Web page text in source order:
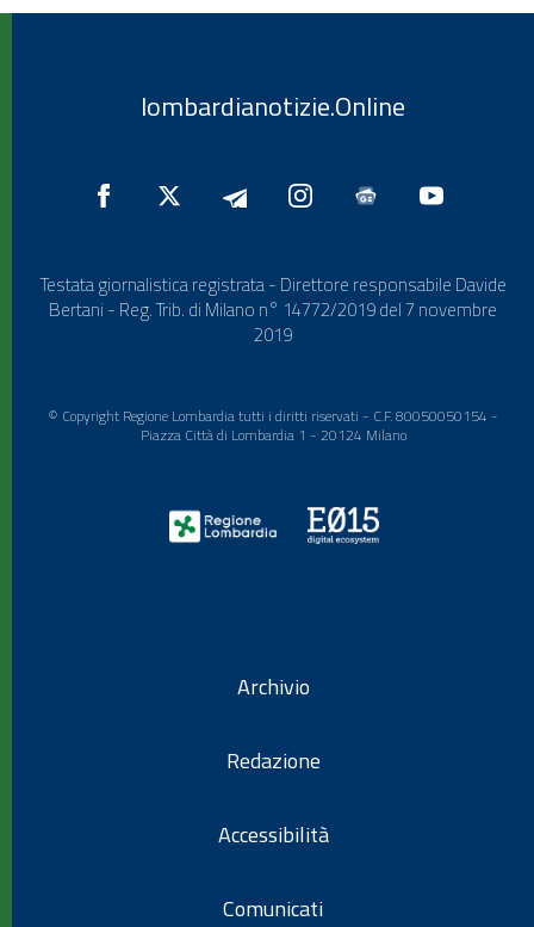
lombardianotizie.Online
Testata giornalistica registrata - Direttore responsabile Davide
Bertani - Reg. Trib. di Milano n° 14772/2019 del 7 novembre
2019
© Copyright Regione Lombardia tutti i diritti riservati - C.F. 80050050154 -
Piazza Città di Lombardia 1 - 20124 Milano
Archivio
Redazione
Accessibilità
Comunicati